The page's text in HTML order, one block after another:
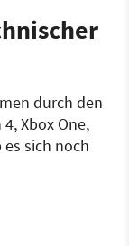
durch den
Xbox One,
es sich noch